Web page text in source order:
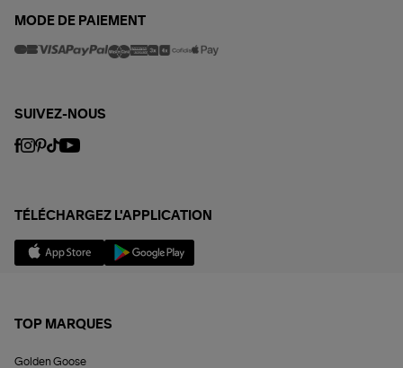
MODE DE PAIEMENT
SUIVEZ-NOUS
TÉLÉCHARGEZ L'APPLICATION
TOP MARQUES
Golden Goose